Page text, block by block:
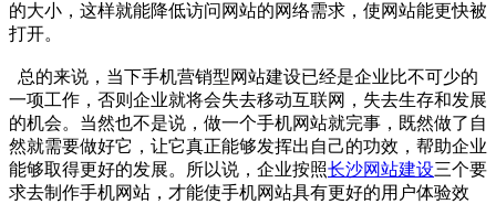
的大小，这样就能降低访问网站的网络需求，使网站能更快被
打开。
总的来说，当下手机营销型网站建设已经是企业比不可少的
一项工作，否则企业就将会失去移动互联网，失去生存和发展
的机会。当然也不是说，做一个手机网站就完事，既然做了自
然就需要做好它，让它真正能够发挥出自己的功效，帮助企业
能够取得更好的发展。所以说，企业按照长沙网站建设三个要
求去制作手机网站，才能使手机网站具有更好的用户体验效